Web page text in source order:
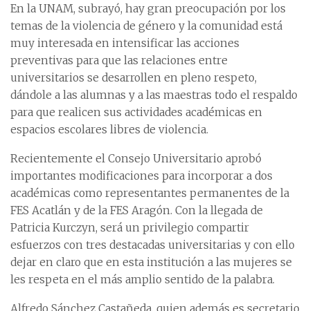
En la UNAM, subrayó, hay gran preocupación por los
temas de la violencia de género y la comunidad está
muy interesada en intensificar las acciones
preventivas para que las relaciones entre
universitarios se desarrollen en pleno respeto,
dándole a las alumnas y a las maestras todo el respaldo
para que realicen sus actividades académicas en
espacios escolares libres de violencia.
Recientemente el Consejo Universitario aprobó
importantes modificaciones para incorporar a dos
académicas como representantes permanentes de la
FES Acatlán y de la FES Aragón. Con la llegada de
Patricia Kurczyn, será un privilegio compartir
esfuerzos con tres destacadas universitarias y con ello
dejar en claro que en esta institución a las mujeres se
les respeta en el más amplio sentido de la palabra.
Alfredo Sánchez Castañeda, quien además es secretario